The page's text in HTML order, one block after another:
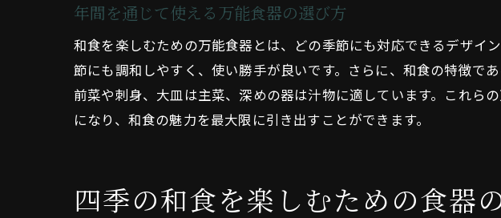
秋の味覚を楽
冬の料理に合
四季折々の食
春の料理に合
年間を通じて使える万能食器の選び方
和食を楽しむための万能食器とは、どの季節にも対応できるデザイ
節にも調和しやすく、使い勝手が良いです。さらに、和食の特徴で
前菜や刺身、大皿は主菜、深めの器は汁物に適しています。これら
になり、和食の魅力を最大限に引き出すことができます。
四季の和食を楽しむための食器